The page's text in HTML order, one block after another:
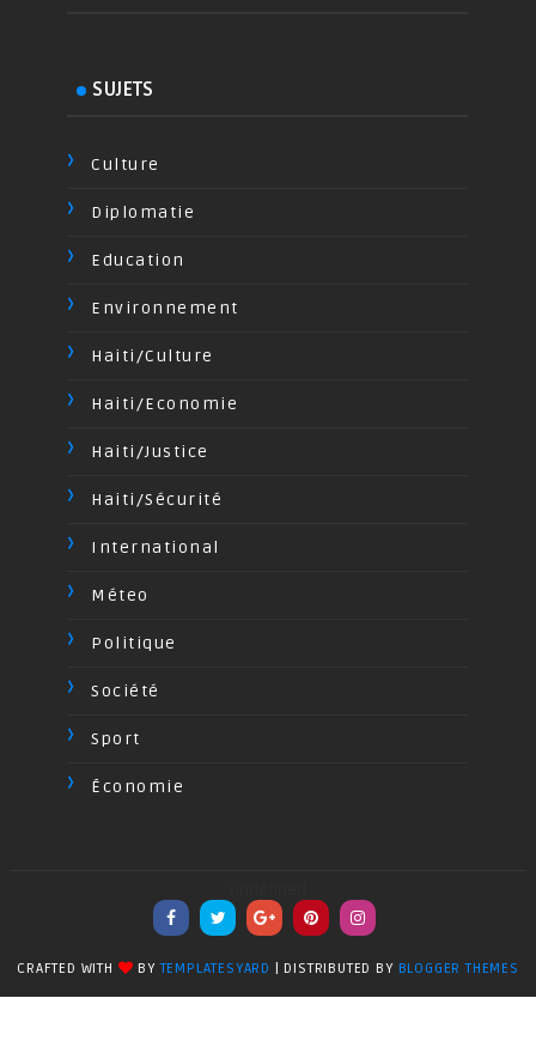
SUJETS
Culture
Diplomatie
Education
Environnement
Haiti/Culture
Haiti/Economie
Haiti/Justice
Haiti/Sécurité
International
Méteo
Politique
Société
Sport
Économie
CRAFTED WITH BYTEMPLATESYARD | DISTRIBUTED BY BLOGGER THEMES